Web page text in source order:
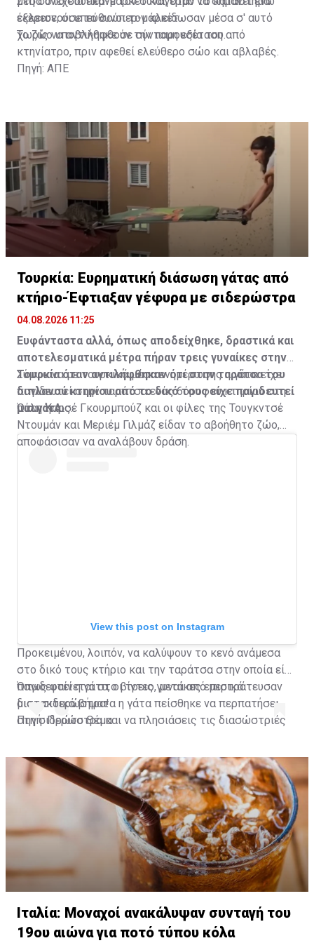
έκλεισε, οι υπεύθυνοι τον κλείδωσαν μέσα σ' αυτό
χωρίς να αντιληφθούν την παρουσία του.
εξερευνούσε το σούπερ-μάρκετ.
Το ζώο υποβλήθηκε σε σύντομη εξέταση από
κτηνίατρο, πριν αφεθεί ελεύθερο σώο και αβλαβές.
Πηγή: ΑΠΕ
Τουρκία: Ευρηματική διάσωση γάτας από
κτήριο-Έφτιαξαν γέφυρα με σιδερώστρα
04.08.2026 11:25
Ευφάνταστα αλλά, όπως αποδείχθηκε, δραστικά και
αποτελεσματικά μέτρα πήραν τρεις γυναίκες στην
Τουρκία όταν αντιλήφθηκαν ότι στην ταράτσα του
διπλανού κτηρίου από το δικό τους είχε παγιδευτεί
μια γάτα.
Σύμφωνα με τουρκικά μέσα ενημέρωσης η γάτα είχε
παγιδευτεί στην ταράτσα ενός 6όροφου κτηρίου στην
πόλη Καρς.
Όταν η Αισέ Γκουρμπούζ και οι φίλες της Τουγκντσέ
Ντουμάν και Μεριέμ Γιλμάζ είδαν το αβοήθητο ζώο,
αποφάσισαν να αναλάβουν δράση.
View this post on Instagram
A post shared by Habertürk TV (@haberturktv)
Προκειμένου, λοιπόν, να καλύψουν το κενό ανάμεσα
στο δικό τους κτήριο και την ταράτσα στην οποία είχε
παγιδευτεί η γάτα, οι τρεις γυναίκες επιστράτευσαν
μια... σιδερώστρα!
Όπως φαίνεται στο βίντεο, μετά από μερικά
διστακτικά βήματα η γάτα πείσθηκε να περπατήσει
στη σιδερώστρα και να πλησιάσεις τις διασώστριές
Πηγή: Πρώτο Θέμα
Ιταλία: Μοναχοί ανακάλυψαν συνταγή του
19ου αιώνα για ποτό τύπου κόλα